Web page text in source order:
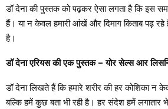
डॉ देना की पुस्तक को पढ़कर ऐसा लगता है कि इस
हैं। या न केवल हमारी आंखें और दिमाग किताब पढ़ रहे
है।
डॉ देना एरियस की एक पुस्तक – योर सेल्स आर
डॉ देना लिखते हैं कि हमारे शरीर की हर कोशिका न
बल्कि हमें कुछ बता भी रही है। हर संदेश हमें लगातार